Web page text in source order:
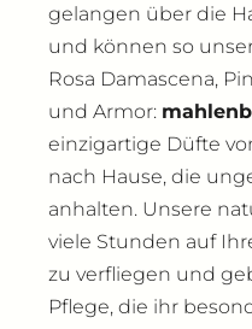
gelangen über die
und können so
Rosa Damascena,
und Armor:
einzigartige Düfte
nach Hause, die
anhalten. Unsere
viele Stunden auf
zu verfliegen und
Pflege, die ihr